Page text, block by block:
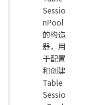
Sessio
nPool
的构造
器，用
于配置
和创建
Table
Sessio